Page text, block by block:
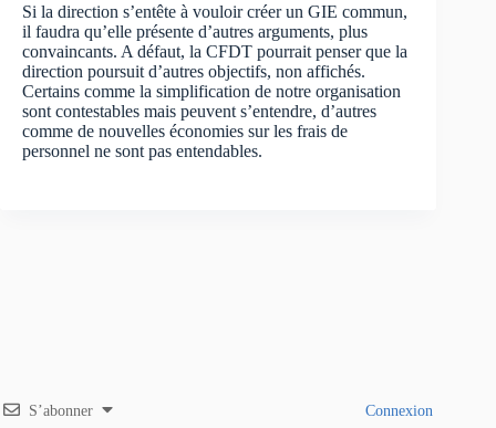
Si la direction s’entête à vouloir créer un GIE commun,
il faudra qu’elle présente d’autres arguments, plus
convaincants. A défaut, la CFDT pourrait penser que la
direction poursuit d’autres objectifs, non affichés.
Certains comme la simplification de notre organisation
sont contestables mais peuvent s’entendre, d’autres
comme de nouvelles économies sur les frais de
personnel ne sont pas entendables.
S’abonner Connexion